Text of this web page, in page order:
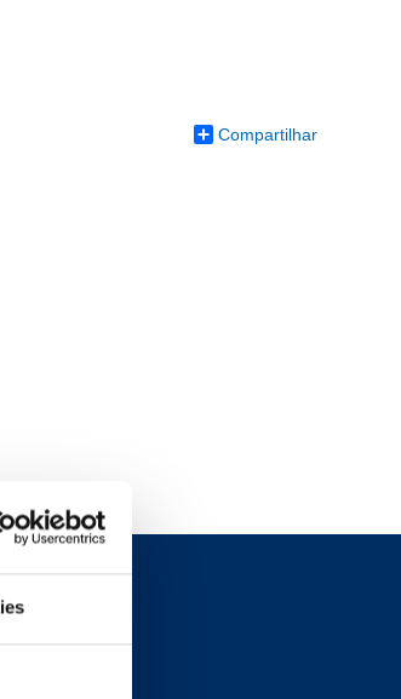
Compartilhar